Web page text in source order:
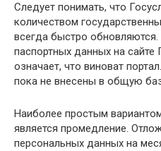
Следует понимать, что
количеством
всегда быстро
паспортных данных на сайте
означает, что виноват
пока не внесены в общую
Наиболее простым
является промедление.
персональных данных на